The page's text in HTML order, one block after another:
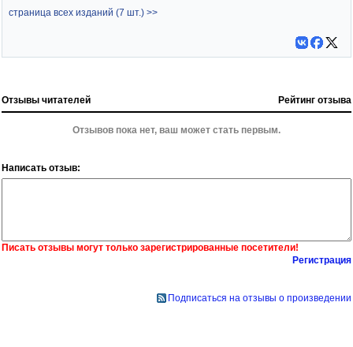
страница всех изданий (7 шт.) >>
Отзывы читателей Рейтинг отзыва
Отзывов пока нет, ваш может стать первым.
Написать отзыв:
Писать отзывы могут только зарегистрированные посетители!
Регистрация
Подписаться на отзывы о произведении